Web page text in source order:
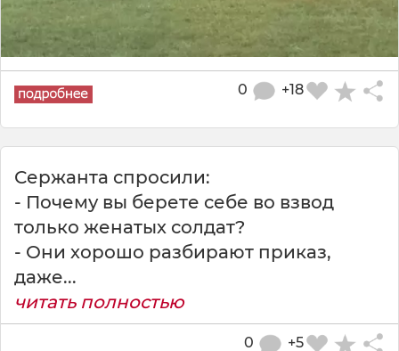
+18
0
Сержанта спросили:
- Почему вы берете себе во взвод
только женатых солдат?
- Они хорошо разбирают приказ,
даже...
читать полностью
+5
0